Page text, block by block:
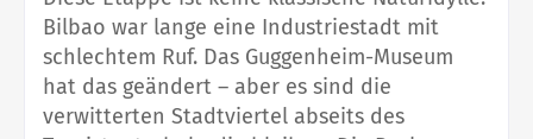
Bilbao war lange eine Industriestadt mit
schlechtem Ruf. Das Guggenheim-Museum
hat das geändert – aber es sind die
verwitterten Stadtviertel abseits des